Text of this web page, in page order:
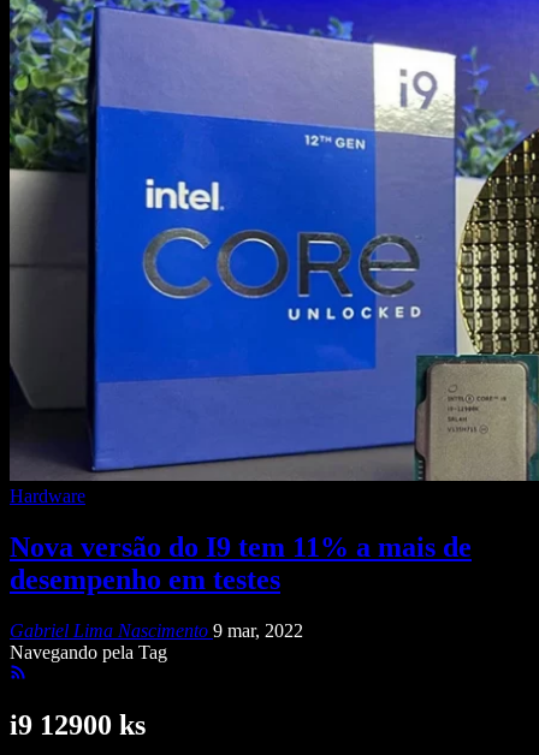
Hardware
Nova versão do I9 tem 11% a mais de
desempenho em testes
Gabriel Lima Nascimento 9 mar, 2022
Navegando pela Tag
i9 12900 ks